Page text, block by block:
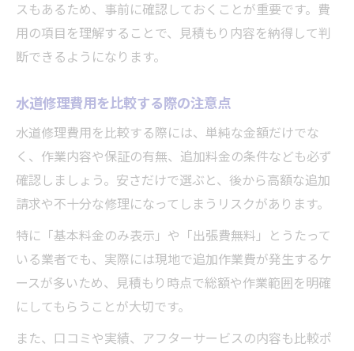
スもあるため、事前に確認しておくことが重要です。費
用の項目を理解することで、見積もり内容を納得して判
断できるようになります。
水道修理費用を比較する際の注意点
水道修理費用を比較する際には、単純な金額だけでな
く、作業内容や保証の有無、追加料金の条件なども必ず
確認しましょう。安さだけで選ぶと、後から高額な追加
請求や不十分な修理になってしまうリスクがあります。
特に「基本料金のみ表示」や「出張費無料」とうたって
いる業者でも、実際には現地で追加作業費が発生するケ
ースが多いため、見積もり時点で総額や作業範囲を明確
にしてもらうことが大切です。
また、口コミや実績、アフターサービスの内容も比較ポ